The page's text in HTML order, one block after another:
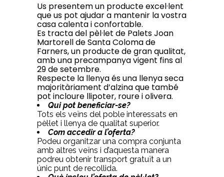
Us presentem un producte excel·lent
que us pot ajudar a mantenir la vostra
casa calenta i confortable.
Es tracta del pèl·let de Palets Joan
Martorell de Santa Coloma de
Farners, un producte de gran qualitat,
amb una precampanya vigent fins al
29 de setembre.
Respecte la llenya és una llenya seca
majoritàriament d’alzina que també
pot incloure llipoter, roure i olivera.
Qui pot beneficiar-se?
Tots els veïns del poble interessats en
pèl·let i llenya de qualitat superior.
Com accedir a l’oferta?
Podeu organitzar una compra conjunta
amb altres veïns i d’aquesta manera
podreu obtenir transport gratuït a un
únic punt de recollida.